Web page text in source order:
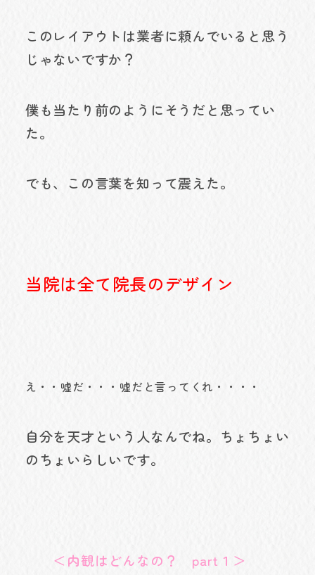
このレイアウトは業者に頼んでいると思う
じゃないですか？
僕も当たり前のようにそうだと思ってい
た。
でも、この言葉を知って震えた。
当院は全て院長のデザイン
え・・嘘だ・・・嘘だと言ってくれ・・・・
自分を天才という人なんでね。ちょちょい
のちょいらしいです。
＜内観はどんなの？ part１＞